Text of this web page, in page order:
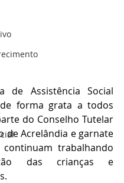
de Assistência Social
forma grata a todos
do Conselho Tutelar
de Acrelândia e garnate
trabalhando
das crianças e